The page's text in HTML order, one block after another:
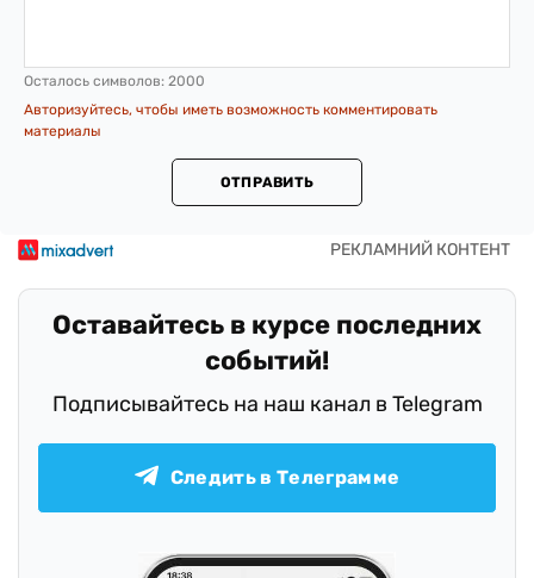
Осталось символов: 2000
Авторизуйтесь, чтобы иметь возможность комментировать
материалы
ОТПРАВИТЬ
Оставайтесь в курсе последних
событий!
Подписывайтесь на наш канал в Telegram
Следить в Телеграмме